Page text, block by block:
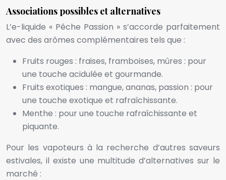
Associations possibles et alternatives
L’e-liquide « Pêche Passion » s’accorde parfaitement
avec des arômes complémentaires tels que :
Fruits rouges : fraises, framboises, mûres : pour
une touche acidulée et gourmande.
Fruits exotiques : mangue, ananas, passion : pour
une touche exotique et rafraîchissante.
Menthe : pour une touche rafraîchissante et
piquante.
Pour les vapoteurs à la recherche d’autres saveurs
estivales, il existe une multitude d’alternatives sur le
marché :